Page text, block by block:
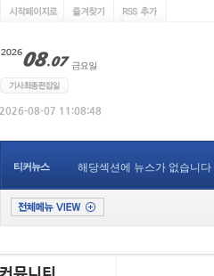
티커뉴스 해당섹션에 뉴스가 없습니다